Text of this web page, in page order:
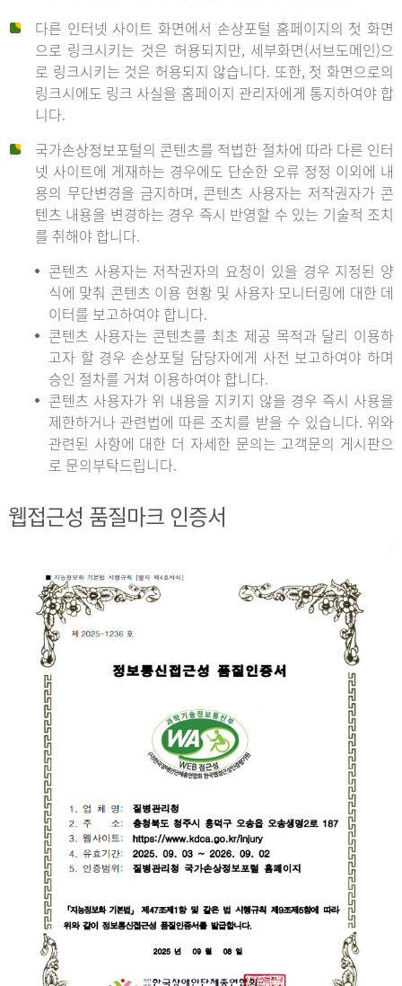
다른 인터넷 사이트 화면에서 손상포털 홈페이지의 첫 화면
으로 링크시키는 것은 허용되지만, 세부화면(서브도메인)으
로 링크시키는 것은 허용되지 않습니다. 또한, 첫 화면으로의
링크시에도 링크 사실을 홈페이지 관리자에게 통지하여야 합
니다.
국가손상정보포털의 콘텐츠를 적법한 절차에 따라 다른 인터
넷 사이트에 게재하는 경우에도 단순한 오류 정정 이외에 내
용의 무단변경을 금지하며, 콘텐츠 사용자는 저작권자가 콘
텐츠 내용을 변경하는 경우 즉시 반영할 수 있는 기술적 조치
를 취해야 합니다.
콘텐츠 사용자는 저작권자의 요청이 있을 경우 지정된 양
식에 맞춰 콘텐츠 이용 현황 및 사용자 모니터링에 대한 데
이터를 보고하여야 합니다.
콘텐츠 사용자는 콘텐츠를 최초 제공 목적과 달리 이용하
고자 할 경우 손상포털 담당자에게 사전 보고하여야 하며
승인 절차를 거쳐 이용하여야 합니다.
콘텐츠 사용자가 위 내용을 지키지 않을 경우 즉시 사용을
제한하거나 관련법에 따른 조치를 받을 수 있습니다. 위와
관련된 사항에 대한 더 자세한 문의는 고객문의 게시판으
로 문의부탁드립니다.
웹접근성 품질마크 인증서